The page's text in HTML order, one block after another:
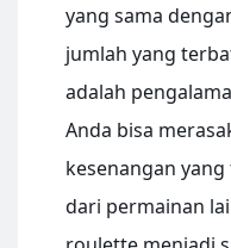
yang sama
jumlah yang
adalah
Anda bisa
kesenangan
dari permainan